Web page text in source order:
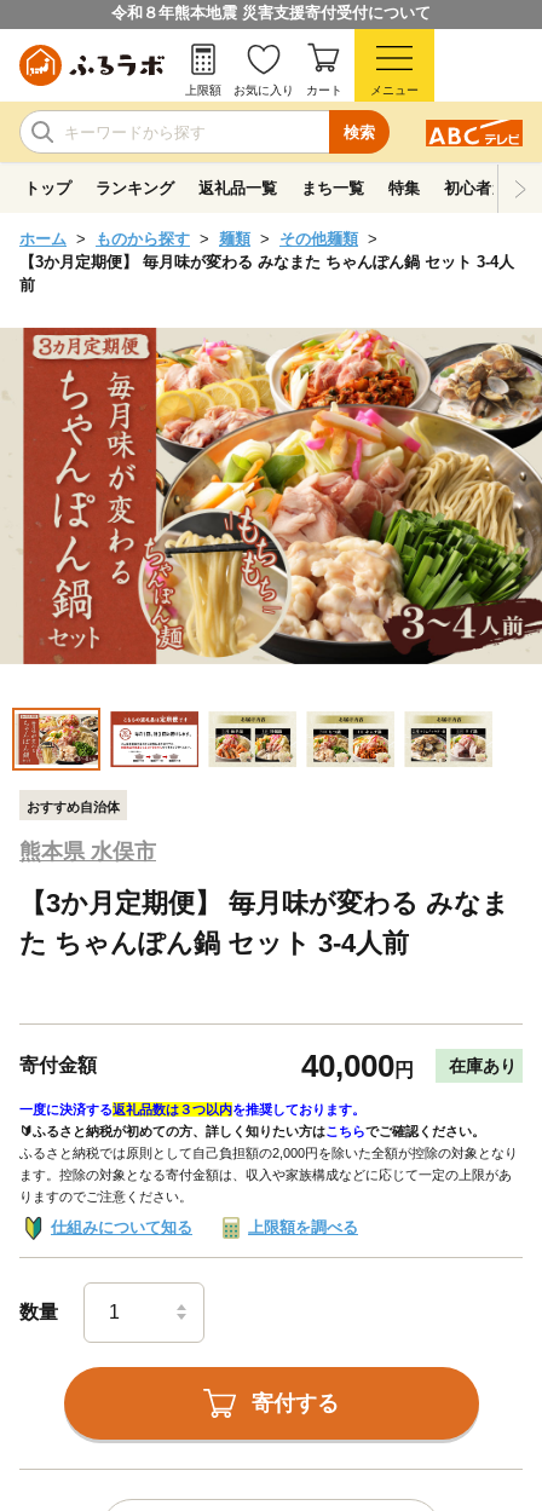
令和８年熊本地震 災害支援寄付受付について
検索
上限額 お気に入り カート メニュー
トップ ランキング 返礼品一覧 まち一覧 特集 初心者ガイド
ホーム ものから探す 麺類
その他麺類
【3か月定期便】 毎月味が変わる みなまた ちゃんぽん鍋 セット 3-4人
前
おすすめ自治体
熊本県 水俣市
【3か月定期便】 毎月味が変わる みなま
た ちゃんぽん鍋 セット 3-4人前
寄付金額 40,000円 在庫あり
一度に決済する返礼品数は３つ以内を推奨しております。
🔰ふるさと納税が初めての方、詳しく知りたい方はこちらでご確認ください。
ふるさと納税では原則として自己負担額の2,000円を除いた全額が控除の対象となり
ます。控除の対象となる寄付金額は、収入や家族構成などに応じて一定の上限があ
りますのでご注意ください。
仕組みについて知る 上限額を調べる
数量
寄付する